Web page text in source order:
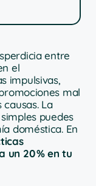
entre
el
impulsivas,
mal
La
puedes
doméstica. En
20 % en tu